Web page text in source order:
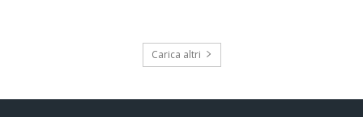
Carica altri